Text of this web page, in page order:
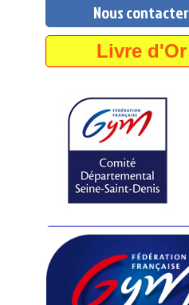
Nous contacter
Livre d'Or